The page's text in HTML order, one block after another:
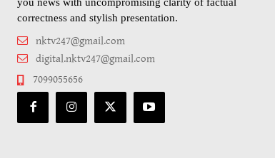
you news with uncompromising clarity of factual
correctness and stylish presentation.
nktv247@gmail.com
digital.nktv247@gmail.com
7099055656